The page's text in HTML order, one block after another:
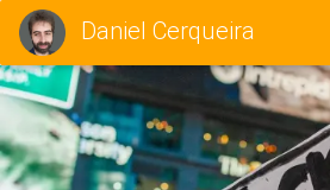
Daniel Cerqueira
Sobre mim
Blog
Meus Projetos